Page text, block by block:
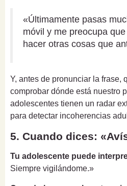
«Últimamente pasas
móvil y me preocupa
hacer otras cosas que
Y, antes de pronunciar la frase,
comprobar dónde está nuestro
adolescentes tienen un radar
para detectar incoherencias
5. Cuando dices:
Tu adolescente puede
Siempre vigilándome.»